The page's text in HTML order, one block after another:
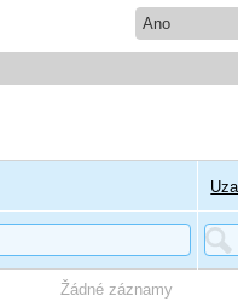
Ano
Žádné záznamy